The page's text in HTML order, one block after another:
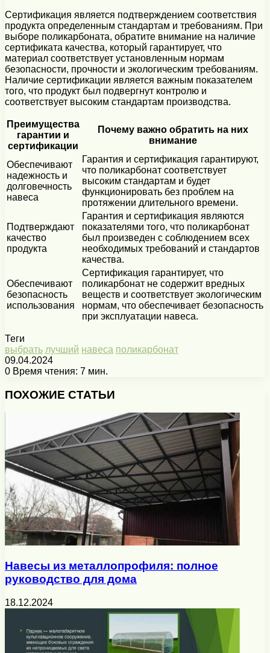
Сертификация является подтверждением соответствия
продукта определенным стандартам и требованиям. При
выборе поликарбоната, обратите внимание на наличие
сертификата качества, который гарантирует, что
материал соответствует установленным нормам
безопасности, прочности и экологическим требованиям.
Наличие сертификации является важным показателем
того, что продукт был подвергнут контролю и
соответствует высоким стандартам производства.
Преимущества
гарантии и
сертификации
Почему важно обратить на них
внимание
Обеспечивают
надежность и
долговечность
навеса
Гарантия и сертификация гарантируют,
что поликарбонат соответствует
высоким стандартам и будет
функционировать без проблем на
протяжении длительного времени.
Подтверждают
качество
продукта
Гарантия и сертификация являются
показателями того, что поликарбонат
был произведен с соблюдением всех
необходимых требований и стандартов
качества.
Обеспечивают
безопасность
использования
Сертификация гарантирует, что
поликарбонат не содержит вредных
веществ и соответствует экологическим
нормам, что обеспечивает безопасность
при эксплуатации навеса.
Теги
выбрать лучший навеса поликарбонат
09.04.2024
0 Время чтения: 7 мин.
ПОХОЖИЕ СТАТЬИ
Навесы из металлопрофиля: полное
руководство для дома
18.12.2024